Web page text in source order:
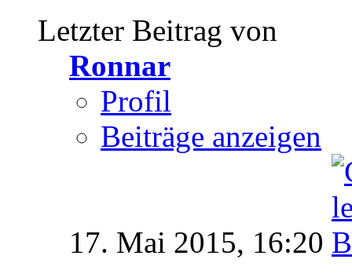
Letzter Beitrag von
Ronnar
Profil
Beiträge anzeigen
17. Mai 2015, 16:20